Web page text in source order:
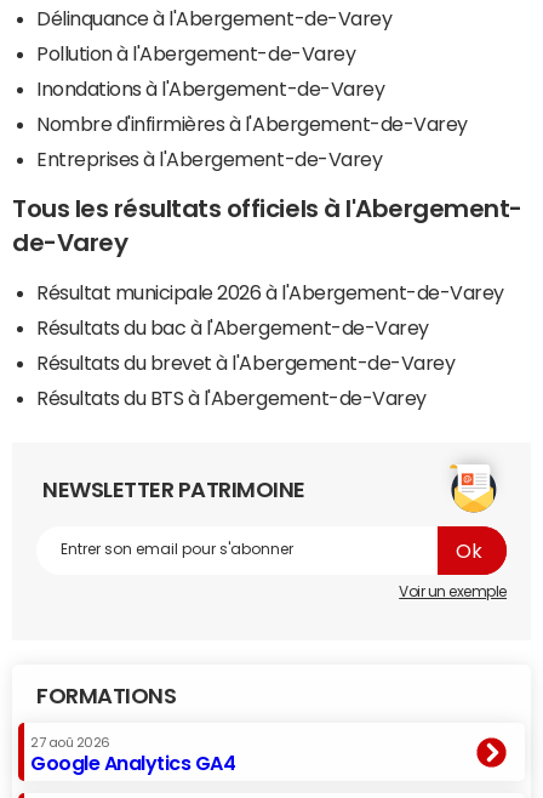
Délinquance à l'Abergement-de-Varey
Pollution à l'Abergement-de-Varey
Inondations à l'Abergement-de-Varey
Nombre d'infirmières à l'Abergement-de-Varey
Entreprises à l'Abergement-de-Varey
Tous les résultats officiels à l'Abergement-
de-Varey
Résultat municipale 2026 à l'Abergement-de-Varey
Résultats du bac à l'Abergement-de-Varey
Résultats du brevet à l'Abergement-de-Varey
Résultats du BTS à l'Abergement-de-Varey
NEWSLETTER PATRIMOINE
Voir un exemple
FORMATIONS
27 aoû 2026
Google Analytics GA4